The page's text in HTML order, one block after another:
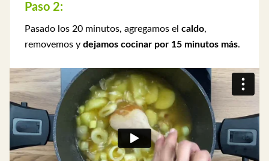
Paso 2:
Pasado los 20 minutos, agregamos el caldo,
removemos y dejamos cocinar por 15 minutos más.